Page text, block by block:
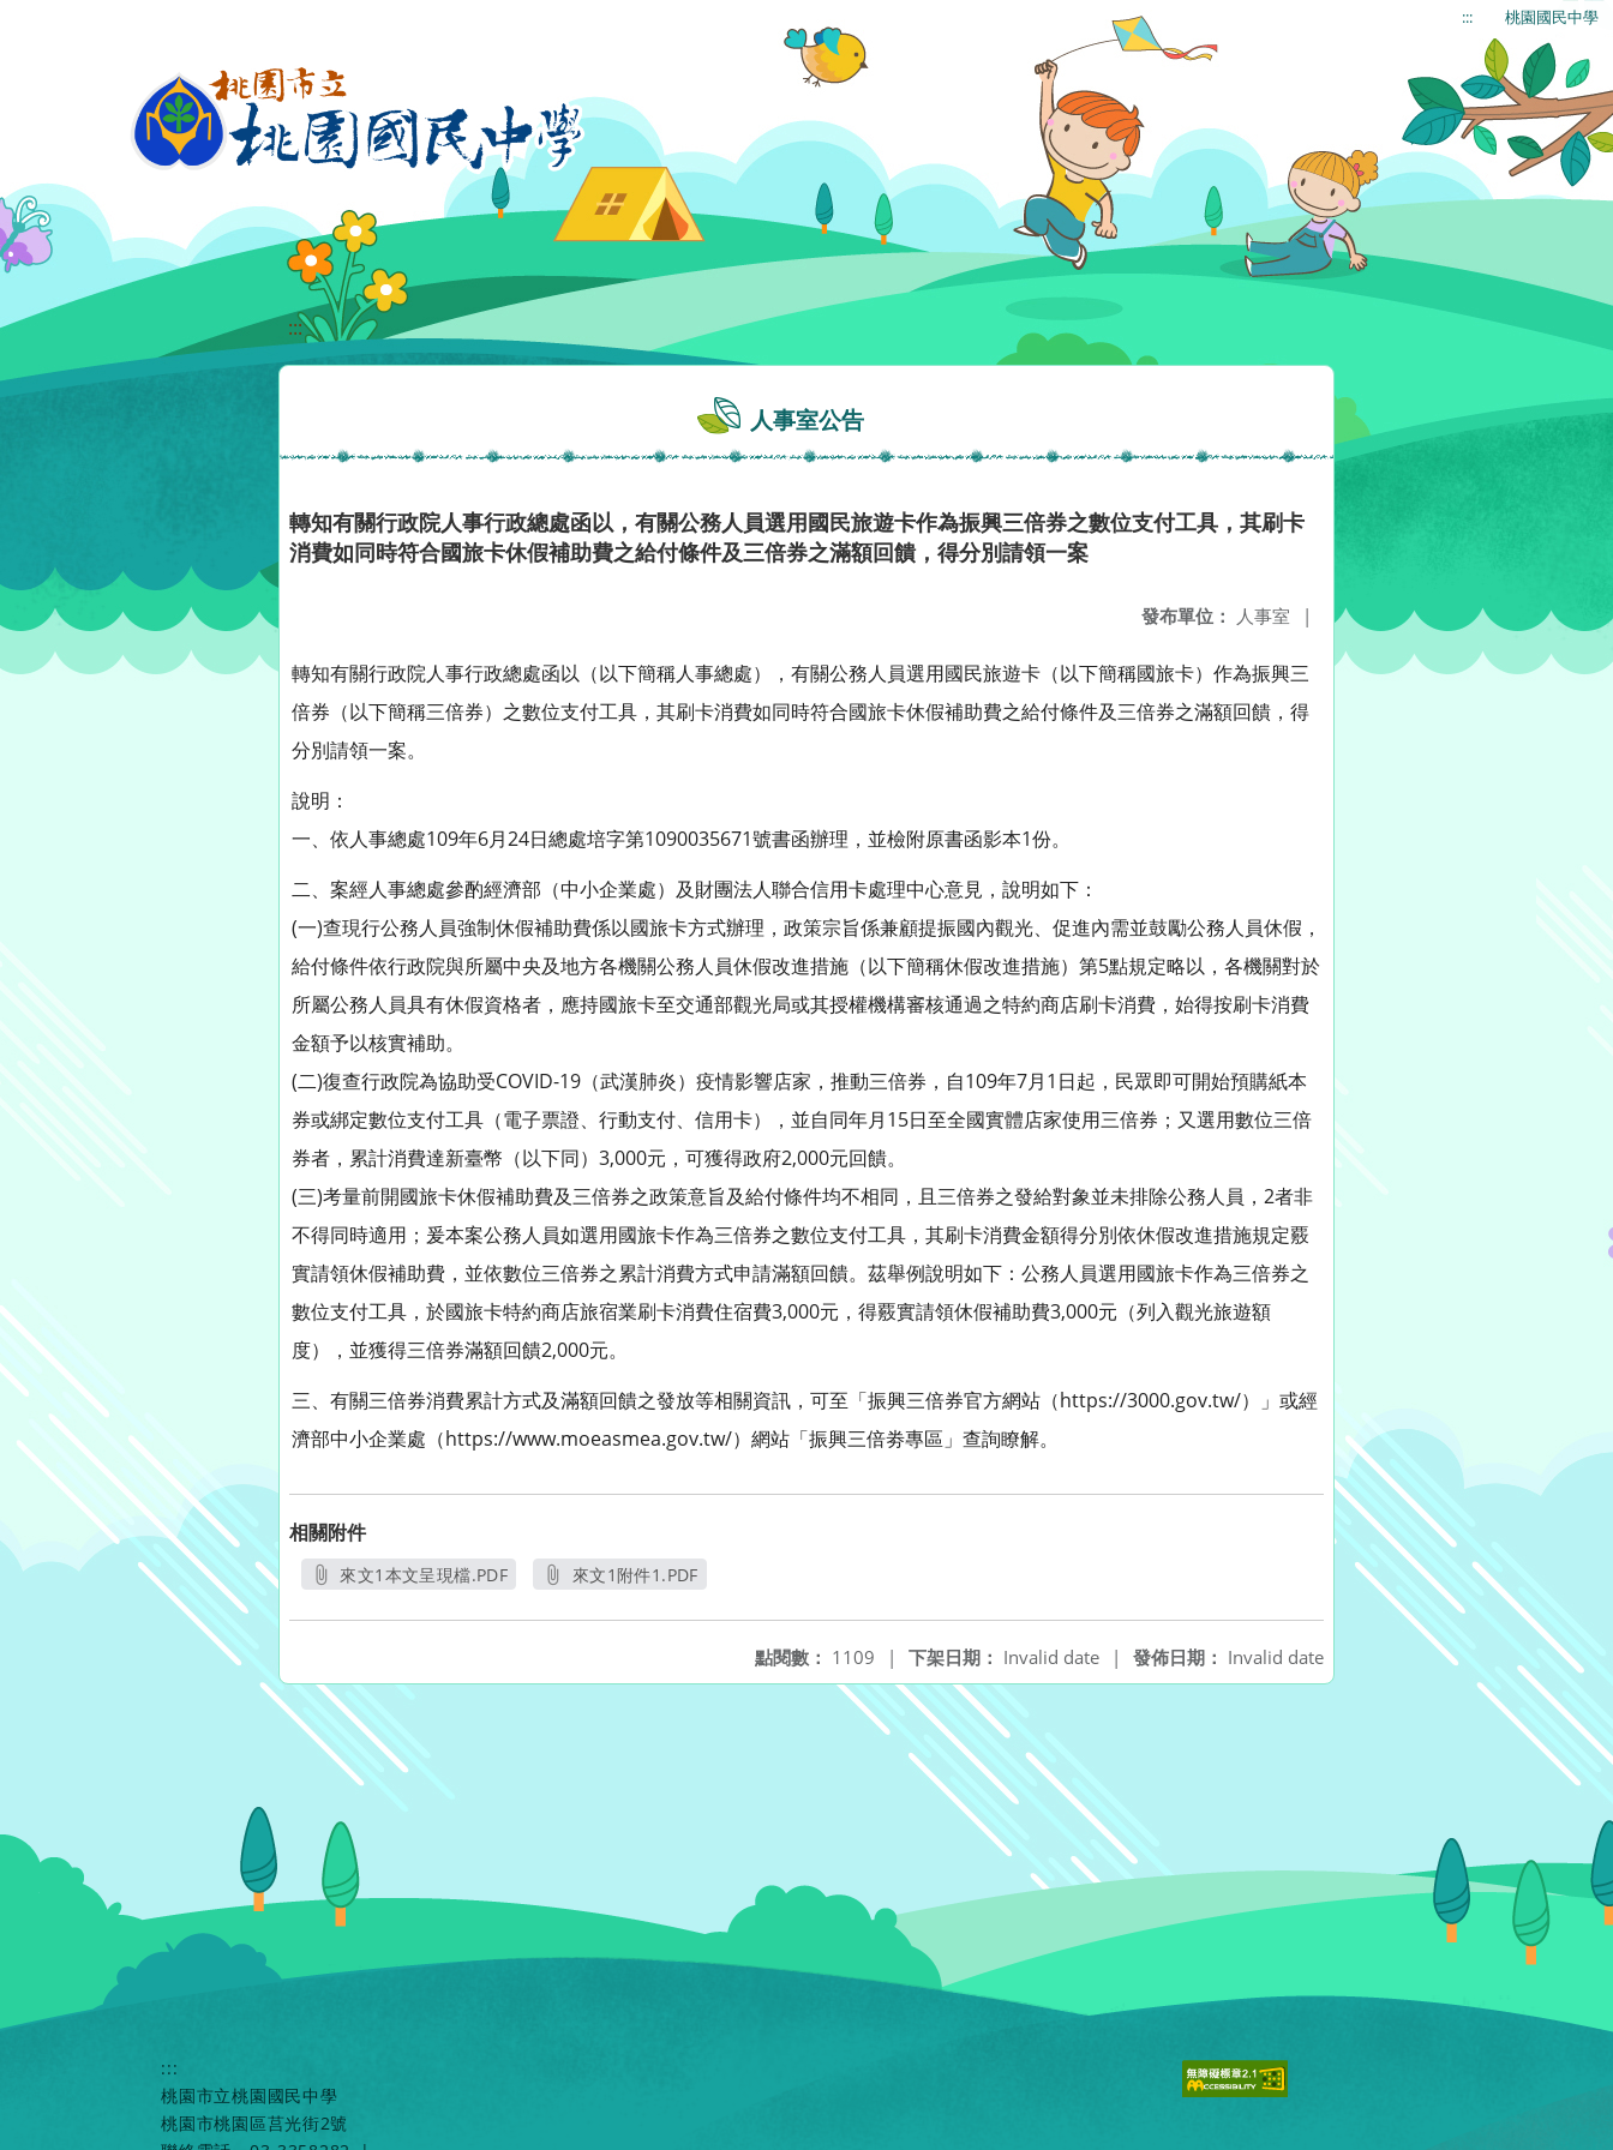
::: 桃園國民中學
:::
人事室公告
轉知有關行政院人事行政總處函以，有關公務人員選用國民旅遊卡作為振興三倍券之數位支付工具，其刷卡
消費如同時符合國旅卡休假補助費之給付條件及三倍券之滿額回饋，得分別請領一案
發布單位： 人事室 |
轉知有關行政院人事行政總處函以（以下簡稱人事總處），有關公務人員選用國民旅遊卡（以下簡稱國旅卡）作為振興三
倍券（以下簡稱三倍券）之數位支付工具，其刷卡消費如同時符合國旅卡休假補助費之給付條件及三倍券之滿額回饋，得
分別請領一案。
說明：
一、依人事總處109年6月24日總處培字第1090035671號書函辦理，並檢附原書函影本1份。
二、案經人事總處參酌經濟部（中小企業處）及財團法人聯合信用卡處理中心意見，說明如下：
(一)查現行公務人員強制休假補助費係以國旅卡方式辦理，政策宗旨係兼顧提振國內觀光、促進內需並鼓勵公務人員休假，
給付條件依行政院與所屬中央及地方各機關公務人員休假改進措施（以下簡稱休假改進措施）第5點規定略以，各機關對於
所屬公務人員具有休假資格者，應持國旅卡至交通部觀光局或其授權機構審核通過之特約商店刷卡消費，始得按刷卡消費
金額予以核實補助。
(二)復查行政院為協助受COVID-19（武漢肺炎）疫情影響店家，推動三倍券，自109年7月1日起，民眾即可開始預購紙本
券或綁定數位支付工具（電子票證、行動支付、信用卡），並自同年月15日至全國實體店家使用三倍券；又選用數位三倍
券者，累計消費達新臺幣（以下同）3,000元，可獲得政府2,000元回饋。
(三)考量前開國旅卡休假補助費及三倍券之政策意旨及給付條件均不相同，且三倍券之發給對象並未排除公務人員，2者非
不得同時適用；爰本案公務人員如選用國旅卡作為三倍券之數位支付工具，其刷卡消費金額得分別依休假改進措施規定覈
實請領休假補助費，並依數位三倍券之累計消費方式申請滿額回饋。茲舉例說明如下：公務人員選用國旅卡作為三倍券之
數位支付工具，於國旅卡特約商店旅宿業刷卡消費住宿費3,000元，得覈實請領休假補助費3,000元（列入觀光旅遊額
度），並獲得三倍券滿額回饋2,000元。
三、有關三倍券消費累計方式及滿額回饋之發放等相關資訊，可至「振興三倍券官方網站（https://3000.gov.tw/）」或經
濟部中小企業處（https://www.moeasmea.gov.tw/）網站「振興三倍劵專區」查詢瞭解。
相關附件
來文1本文呈現檔.PDF
來文1附件1.PDF
發佈日期： Invalid date
下架日期： Invalid date |
點閱數： 1109 |
:::
桃園市立桃園國民中學
桃園市桃園區莒光街2號